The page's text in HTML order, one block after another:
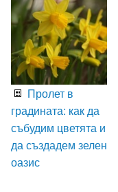
Пролет в
градината: как да
събудим цветята и
да създадем зелен
оазис